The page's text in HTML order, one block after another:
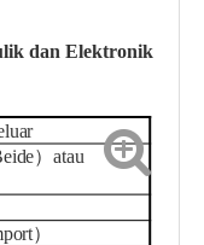
dan Elektronik
）atau
）